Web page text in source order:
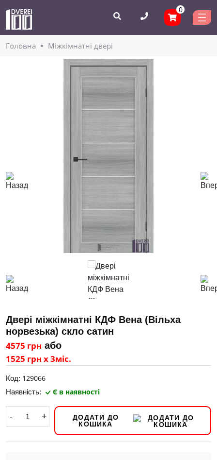
0
Головнa Міжкімнатні двері
Двері міжкімнатні КДФ Вена (Вільха
норвезька) скло сатин
4575 грн або
1525 грн х 3міс.
Код: 129066
Наявність: Є в наявності
- +
ДОДАТИ ДО
КОШИКА